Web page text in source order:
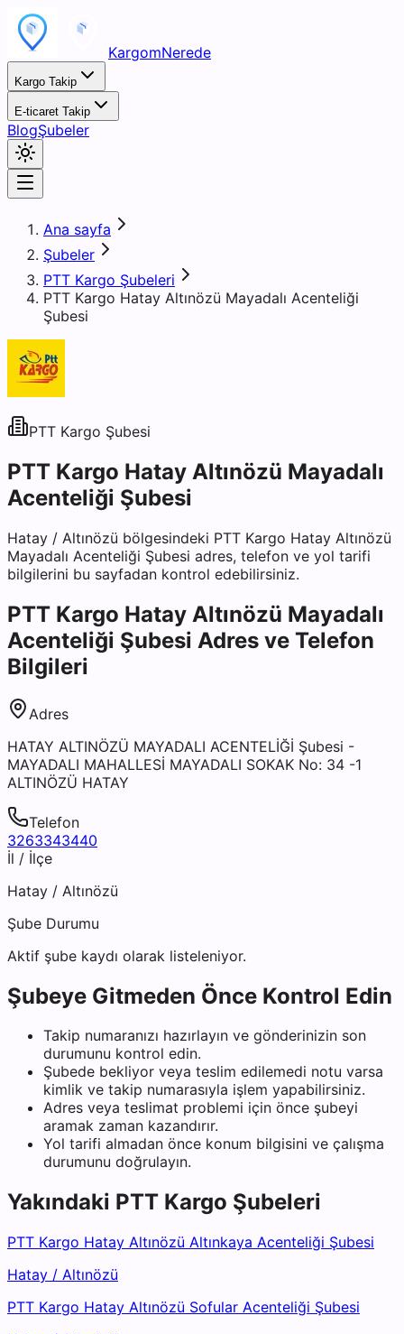
KargomNerede
Kargo Takip
E-ticaret Takip
BlogŞubeler
Ana sayfa
Şubeler
PTT Kargo Şubeleri
PTT Kargo Hatay Altınözü Mayadalı Acenteliği
Şubesi
PTT Kargo Şubesi
PTT Kargo Hatay Altınözü Mayadalı
Acenteliği Şubesi
Hatay / Altınözü bölgesindeki PTT Kargo Hatay Altınözü
Mayadalı Acenteliği Şubesi adres, telefon ve yol tarifi
bilgilerini bu sayfadan kontrol edebilirsiniz.
PTT Kargo Hatay Altınözü Mayadalı
Acenteliği Şubesi Adres ve Telefon
Bilgileri
Adres
HATAY ALTINÖZÜ MAYADALI ACENTELİĞİ Şubesi -
MAYADALI MAHALLESİ MAYADALI SOKAK No: 34 -1
ALTINÖZÜ HATAY
Telefon
3263343440
İl / İlçe
Hatay / Altınözü
Şube Durumu
Aktif şube kaydı olarak listeleniyor.
Şubeye Gitmeden Önce Kontrol Edin
Takip numaranızı hazırlayın ve gönderinizin son
durumunu kontrol edin.
Şubede bekliyor veya teslim edilemedi notu varsa
kimlik ve takip numarasıyla işlem yapabilirsiniz.
Adres veya teslimat problemi için önce şubeyi
aramak zaman kazandırır.
Yol tarifi almadan önce konum bilgisini ve çalışma
durumunu doğrulayın.
Yakındaki PTT Kargo Şubeleri
PTT Kargo Hatay Altınözü Altınkaya Acenteliği Şubesi
Hatay / Altınözü
PTT Kargo Hatay Altınözü Sofular Acenteliği Şubesi